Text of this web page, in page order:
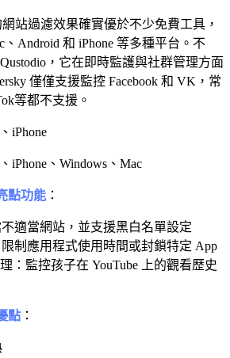
網站過濾效果確實優於不少免費工具，
、Android 和 iPhone 等多種平台。不
，它在即時監護與社群管理方面
僅僅支援監控 Facebook 和 VK，常
等都不支援。
iPhone
iPhone、Windows、Mac
點功能 ：
適當網站，並支援黑白名單設定
制應用程式使用時間或封鎖特定 App
：監控孩子在 YouTube 上的觀看歷史
點 ：